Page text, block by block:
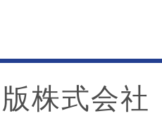
株式会